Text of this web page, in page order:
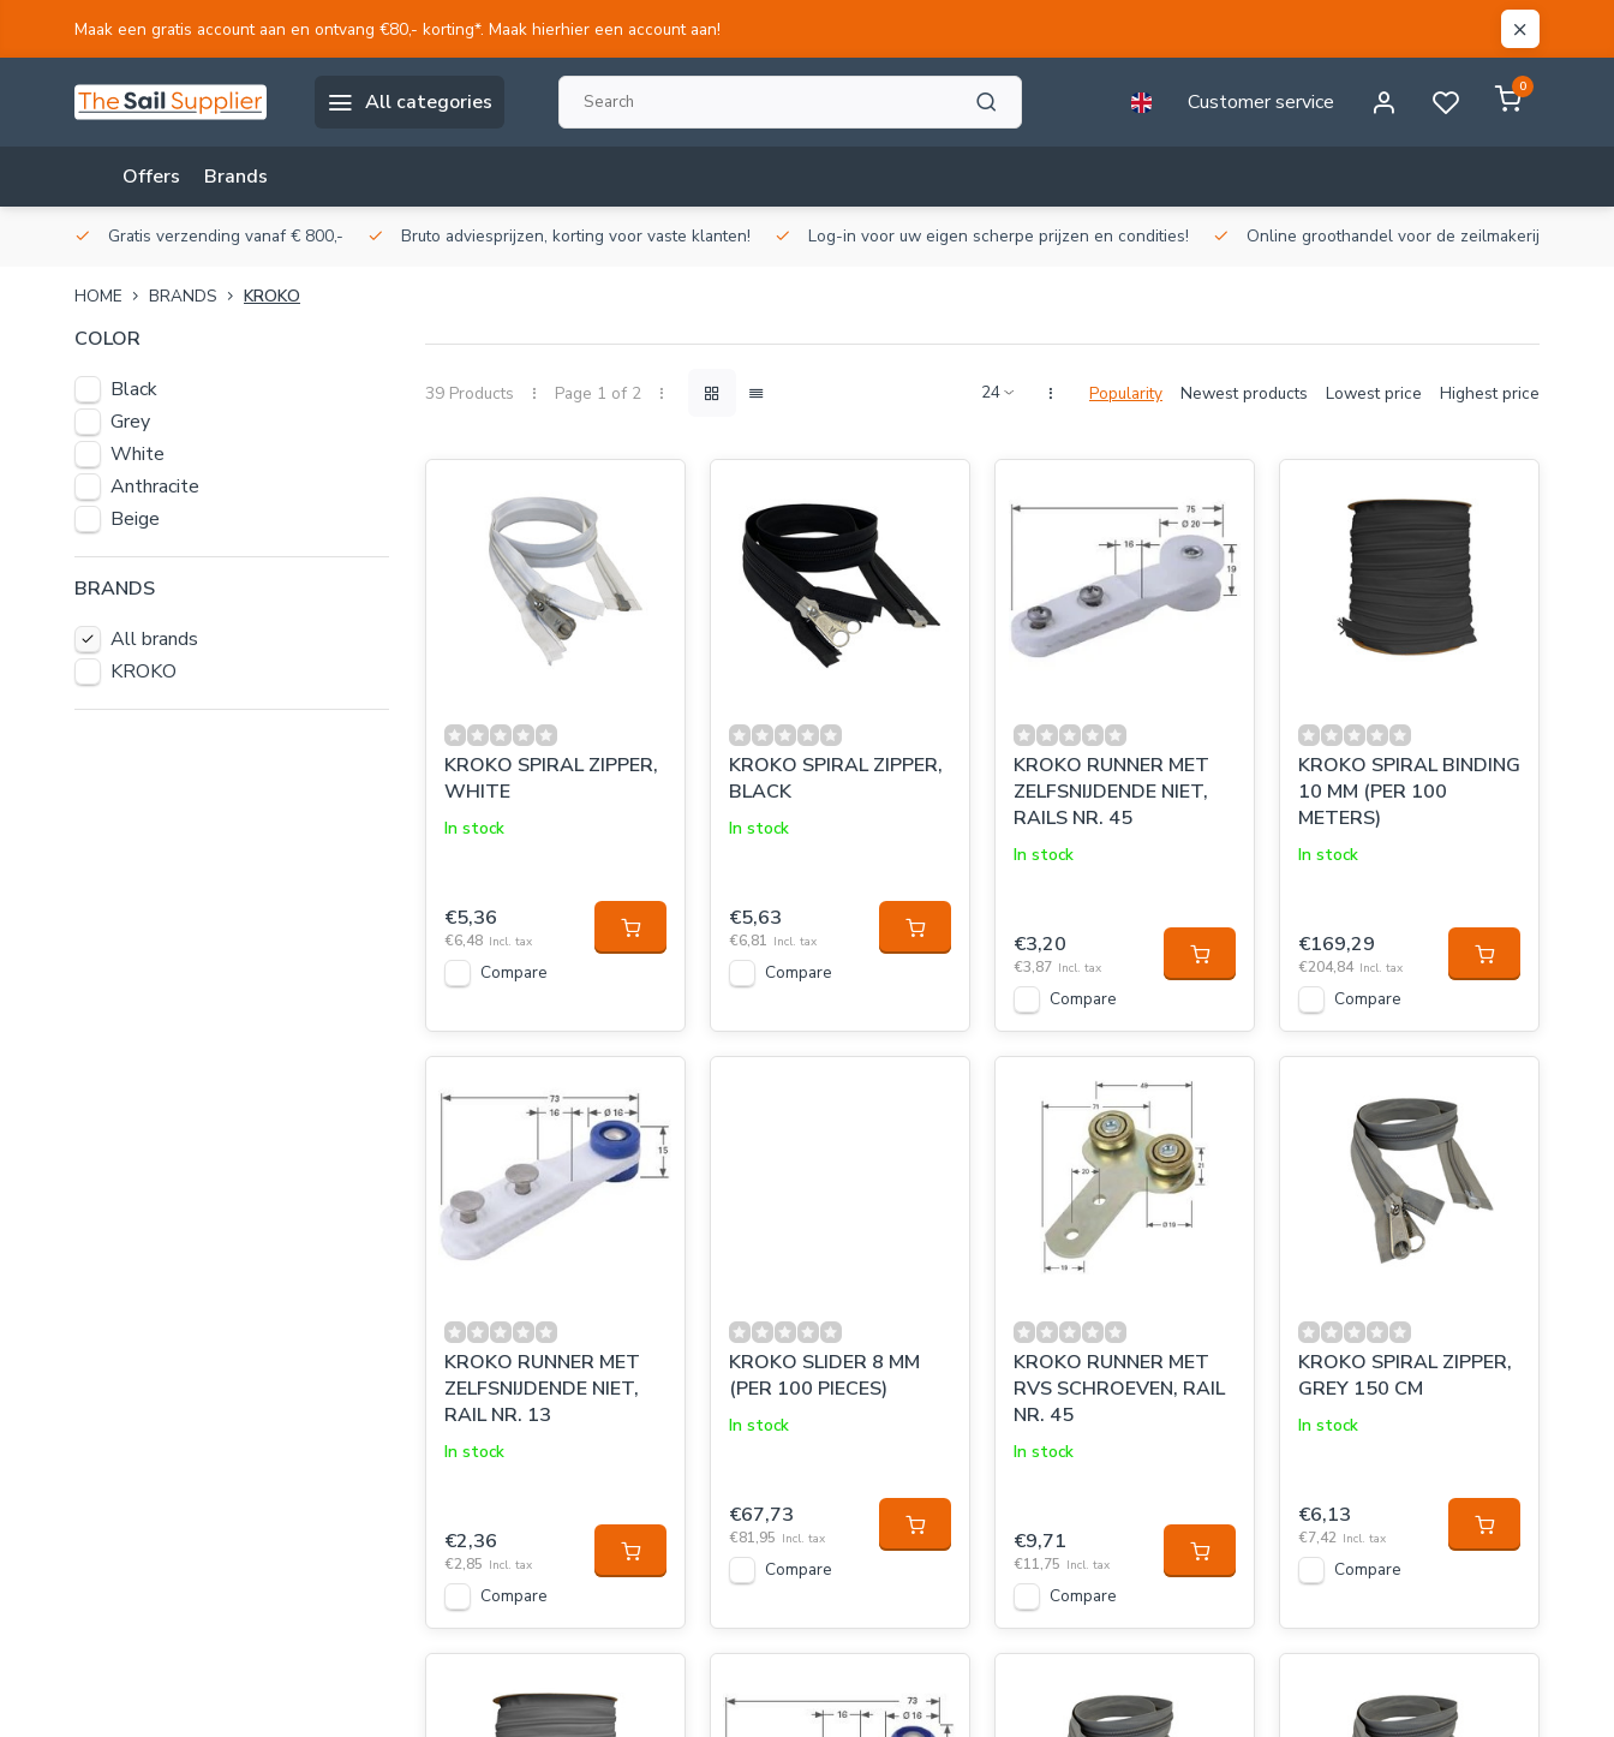
Maak een gratis account aan en ontvang €80,- korting*. Maak hierhier een account aan!
All categories Customer service
0
Offers Brands
Gratis verzending vanaf € 800,- Bruto adviesprijzen, korting voor vaste klanten! Log-in voor uw eigen scherpe prijzen en condities! Online groothandel voor de zeilmakerij!
HOME BRANDS KROKO
COLOR
Black
Grey
White
Anthracite
Beige
BRANDS
All brands
KROKO
39 Products Page 1 of 2 Popularity Newest products Lowest price Highest price
KROKO SPIRAL ZIPPER,
WHITE
In stock
€5,36
€6,48 Incl. tax
Compare
KROKO SPIRAL ZIPPER,
BLACK
In stock
€5,63
€6,81 Incl. tax
Compare
KROKO RUNNER MET
ZELFSNIJDENDE NIET,
RAILS NR. 45
In stock
€3,20
€3,87 Incl. tax
Compare
KROKO SPIRAL BINDING
10 MM (PER 100
METERS)
In stock
€169,29
€204,84 Incl. tax
Compare
KROKO RUNNER MET
ZELFSNIJDENDE NIET,
RAIL NR. 13
In stock
€2,36
€2,85 Incl. tax
Compare
KROKO SLIDER 8 MM
(PER 100 PIECES)
In stock
€67,73
€81,95 Incl. tax
Compare
KROKO RUNNER MET
RVS SCHROEVEN, RAIL
NR. 45
In stock
€9,71
€11,75 Incl. tax
Compare
KROKO SPIRAL ZIPPER,
GREY 150 CM
In stock
€6,13
€7,42 Incl. tax
Compare